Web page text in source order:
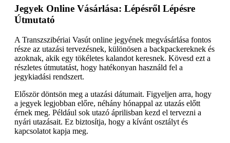
Jegyek Online Vásárlása: Lépésről Lépésre
Útmutató
A Transzszibériai Vasút online jegyének megvásárlása fontos
része az utazási tervezésnek, különösen a backpackereknek és
azoknak, akik egy tökéletes kalandot keresnek. Kövesd ezt a
részletes útmutatást, hogy hatékonyan használd fel a
jegykiadási rendszert.
Először döntsön meg a utazási dátumait. Figyeljen arra, hogy
a jegyek legjobban előre, néhány hónappal az utazás előtt
érnek meg. Például sok utazó áprilisban kezd el tervezni a
nyári utazásait. Ez biztosítja, hogy a kívánt osztályt és
kapcsolatot kapja meg.